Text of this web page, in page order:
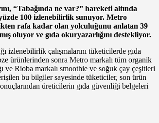
“Tabağında ne var?” hareketi altında
100 izlenebilirlik sunuyor. Metro
rafa kadar olan yolculuğunu anlatan 39
oluyor ve gıda okuryazarlığını destekliyor.
izlenebilirlik çalışmalarını tüketicilerde gıda
ürünlerinden sonra Metro markalı tüm organik
Rioba markalı smoothie ve soğuk çay çeşitleri
bu bilgiler sayesinde tüketiciler, son ürün
üreticilerin gıda güvenliği belgeleri